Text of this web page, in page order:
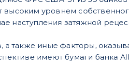
уровнем
наступления затяжной
также иные факторы,
имеют бумаги банка